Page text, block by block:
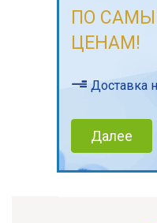
ПО
ЦЕНАМ!
Доставка
Далее